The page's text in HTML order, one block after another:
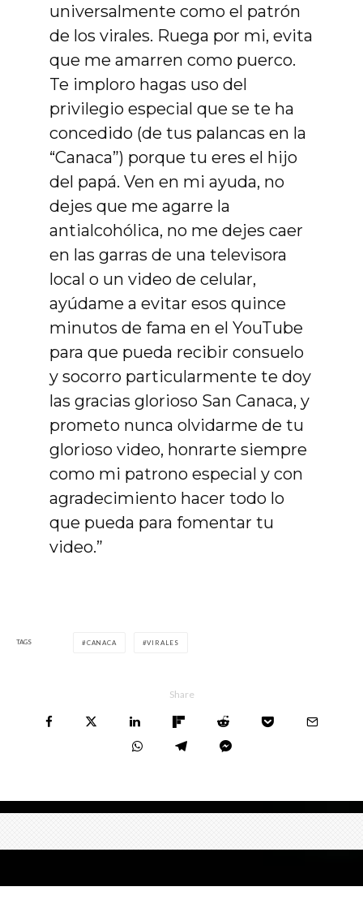
universalmente como el patrón
de los virales. Ruega por mi, evita
que me amarren como puerco.
Te imploro hagas uso del
privilegio especial que se te ha
concedido (de tus palancas en la
“Canaca”) porque tu eres el hijo
del papá. Ven en mi ayuda, no
dejes que me agarre la
antialcohólica, no me dejes caer
en las garras de una televisora
local o un video de celular,
ayúdame a evitar esos quince
minutos de fama en el YouTube
para que pueda recibir consuelo
y socorro particularmente te doy
las gracias glorioso San Canaca, y
prometo nunca olvidarme de tu
glorioso video, honrarte siempre
como mi patrono especial y con
agradecimiento hacer todo lo
que pueda para fomentar tu
video.”
TAGS CANACA VIRALES
Share